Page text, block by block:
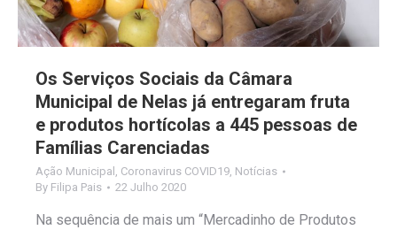
Os Serviços Sociais da Câmara
Municipal de Nelas já entregaram fruta
e produtos hortícolas a 445 pessoas de
Famílias Carenciadas
Ação Municipal , Coronavirus COVID19, Notícias
By Filipa Pais 22 Julho 2020
Na sequência de mais um “Mercadinho de Produtos